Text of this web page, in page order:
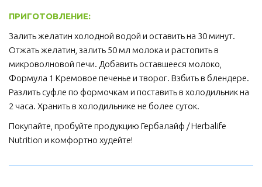
ПРИГОТОВЛЕНИЕ:
Залить желатин холодной водой и оставить на 30 минут.
Отжать желатин, залить 50 мл молока и растопить в
микроволновой печи. Добавить оставшееся молоко,
Формула 1 Кремовое печенье и творог. Взбить в блендере.
Разлить суфле по формочкам и поставить в холодильник на
2 часа. Хранить в холодильнике не более суток.
Покупайте, пробуйте продукцию Гербалайф / Herbalife
Nutrition и комфортно худейте!